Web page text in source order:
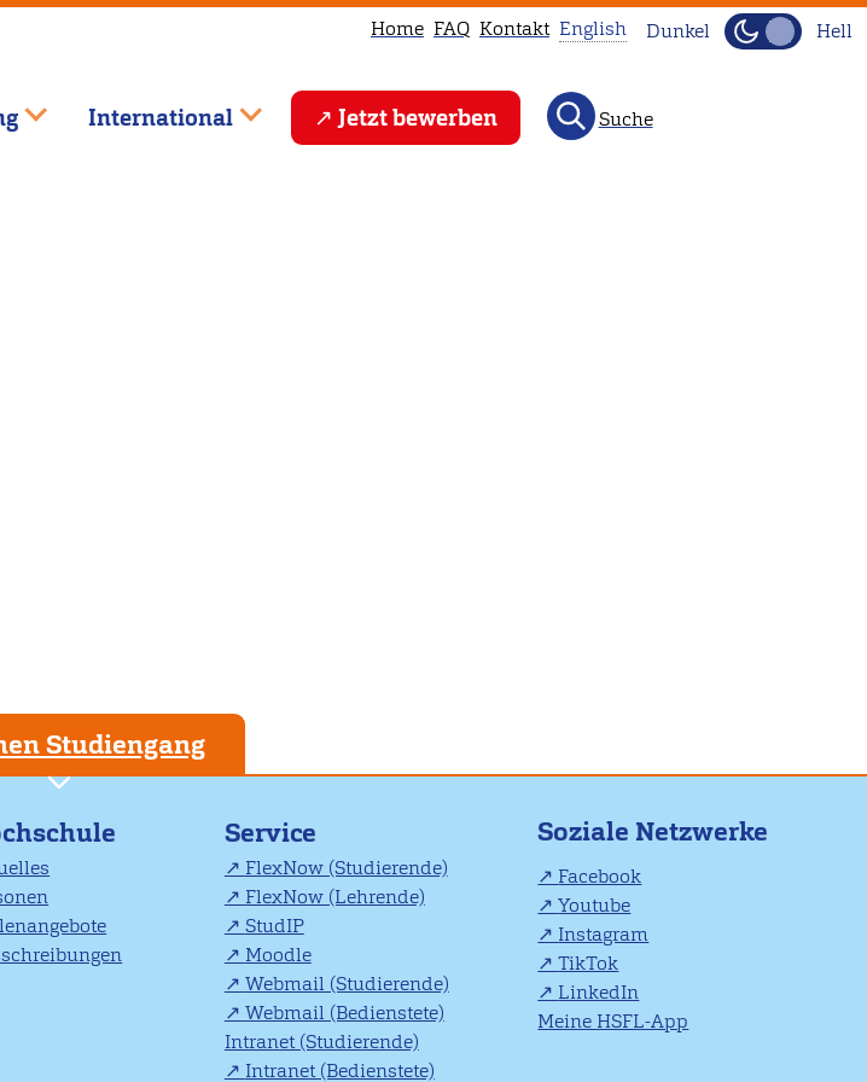
Home FAQ Kontakt
This
page
English Dunkel Hell
International Jetzt bewerben Suche
Studiengang
Service
FlexNow (Studierende)
FlexNow (Lehrende)
StudIP
Moodle
Webmail (Studierende)
Webmail (Bedienstete)
Intranet (Studierende)
Intranet (Bedienstete)
Soziale Netzwerke
Facebook
Youtube
Instagram
TikTok
LinkedIn
Meine HSFL-App